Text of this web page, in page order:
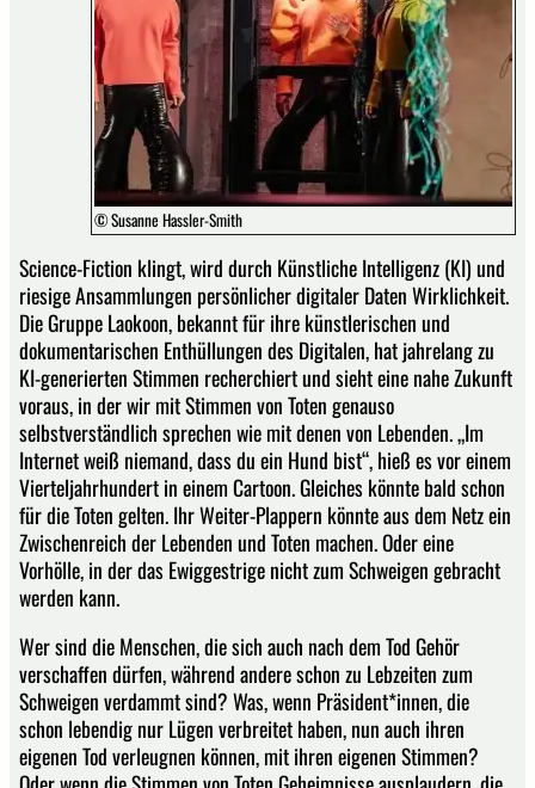
© Susanne Hassler-Smith
Science-Fiction klingt, wird durch Künstliche Intelligenz (KI) und
riesige Ansammlungen persönlicher digitaler Daten Wirklichkeit.
Die Gruppe Laokoon, bekannt für ihre künstlerischen und
dokumentarischen Enthüllungen des Digitalen, hat jahrelang zu
KI-generierten Stimmen recherchiert und sieht eine nahe Zukunft
voraus, in der wir mit Stimmen von Toten genauso
selbstverständlich sprechen wie mit denen von Lebenden. „Im
Internet weiß niemand, dass du ein Hund bist“, hieß es vor einem
Vierteljahrhundert in einem Cartoon. Gleiches könnte bald schon
für die Toten gelten. Ihr Weiter-Plappern könnte aus dem Netz ein
Zwischenreich der Lebenden und Toten machen. Oder eine
Vorhölle, in der das Ewiggestrige nicht zum Schweigen gebracht
werden kann.
Wer sind die Menschen, die sich auch nach dem Tod Gehör
verschaffen dürfen, während andere schon zu Lebzeiten zum
Schweigen verdammt sind? Was, wenn Präsident*innen, die
schon lebendig nur Lügen verbreitet haben, nun auch ihren
eigenen Tod verleugnen können, mit ihren eigenen Stimmen?